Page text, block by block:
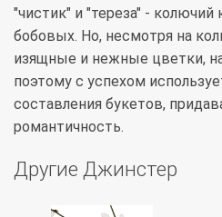
"чистик" и "тереза" -
бобовых. Но, несмотря на
изящные и нежные цветки,
поэтому с успехом
составления букетов,
романтичность.
Другие Джинстер